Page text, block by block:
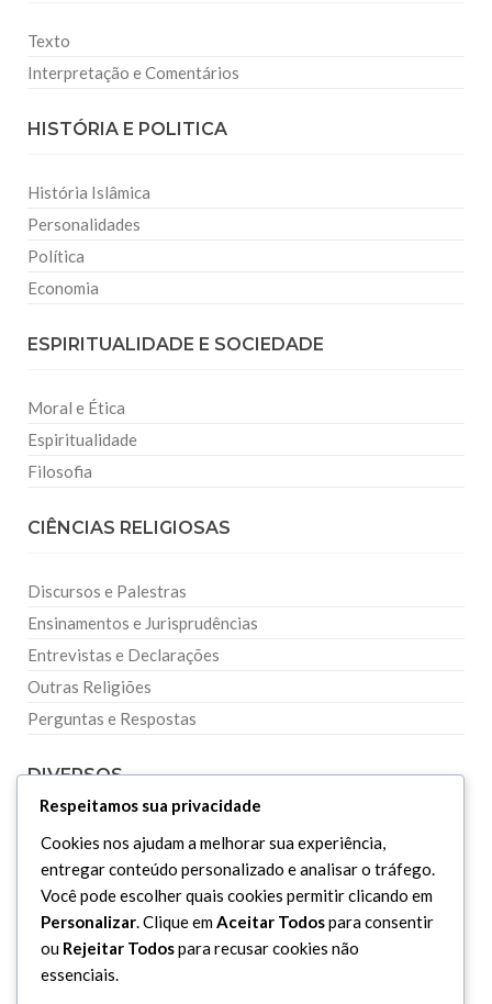
Texto
Interpretação e Comentários
HISTÓRIA E POLITICA
História Islâmica
Personalidades
Política
Economia
ESPIRITUALIDADE E SOCIEDADE
Moral e Ética
Espiritualidade
Filosofia
CIÊNCIAS RELIGIOSAS
Discursos e Palestras
Ensinamentos e Jurisprudências
Entrevistas e Declarações
Outras Religiões
Perguntas e Respostas
DIVERSOS
Curiosidades
Dicionário Islâmico
Downloads
Respeitamos sua privacidade
Cookies nos ajudam a melhorar sua experiência,
entregar conteúdo personalizado e analisar o tráfego.
Você pode escolher quais cookies permitir clicando em
Personalizar. Clique emAceitar Todospara consentir
ou Rejeitar Todospara recusar cookies não
essenciais.